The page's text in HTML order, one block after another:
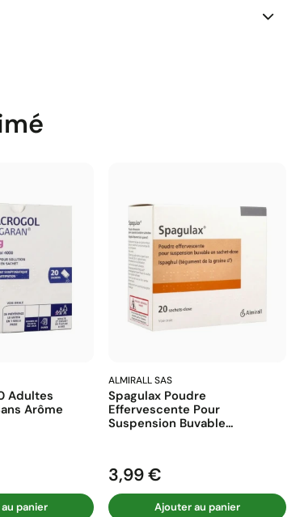
Adultes
Arôme
panier
ALMIRALL SAS
Spagulax Poudre
Effervescente Pour
Suspension Buvable...
Prix
3,99 €
Ajouter au panier